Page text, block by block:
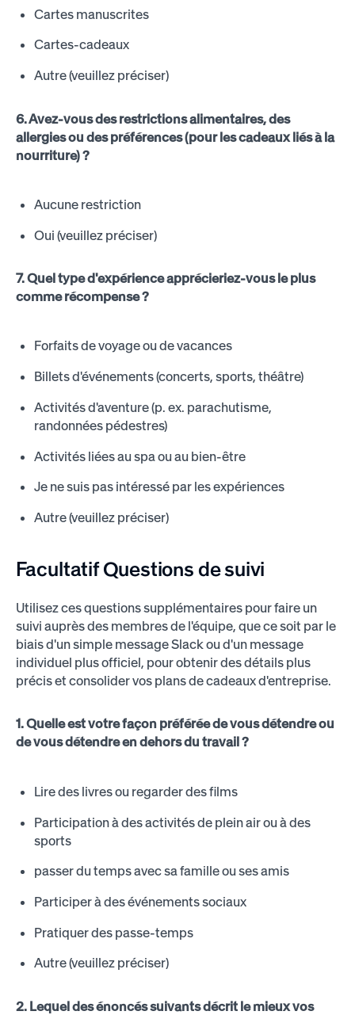
Cartes manuscrites
Cartes-cadeaux
Autre (veuillez préciser)
6. Avez-vous des restrictions alimentaires, des
allergies ou des préférences (pour les cadeaux liés à la
nourriture) ?
Aucune restriction
Oui (veuillez préciser)
7. Quel type d'expérience apprécieriez-vous le plus
comme récompense ?
Forfaits de voyage ou de vacances
Billets d'événements (concerts, sports, théâtre)
Activités d'aventure (p. ex. parachutisme,
randonnées pédestres)
Activités liées au spa ou au bien-être
Je ne suis pas intéressé par les expériences
Autre (veuillez préciser)
FacultatifQuestions de suivi
Utilisez ces questions supplémentaires pour faire un
suivi auprès des membres de l'équipe, que ce soit par le
biais d'un simple message Slack ou d'un message
individuel plus officiel, pour obtenir des détails plus
précis et consolider vos plans de cadeaux d'entreprise.
1. Quelle est votre façon préférée de vous détendre ou
de vous détendre en dehors du travail ?
Lire des livres ou regarder des films
Participation à des activités de plein air ou à des
sports
passer du temps avec sa famille ou ses amis
Participer à des événements sociaux
Pratiquer des passe-temps
Autre (veuillez préciser)
2. Lequel des énoncés suivants décrit le mieux vos